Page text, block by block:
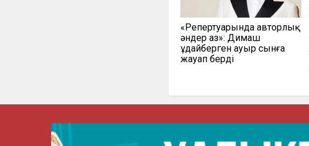
«Репертуарында авторлық
әндер аз»: Димаш
Құдайберген ауыр сынға
жауап берді